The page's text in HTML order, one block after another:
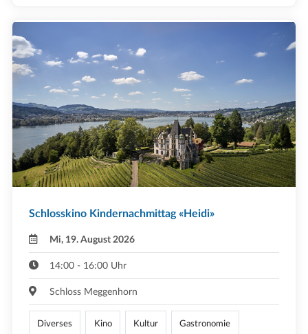
Schlosskino Kindernachmittag «Heidi»
Mi, 19. August 2026
14:00 - 16:00 Uhr
Schloss Meggenhorn
Diverses Kino Kultur Gastronomie